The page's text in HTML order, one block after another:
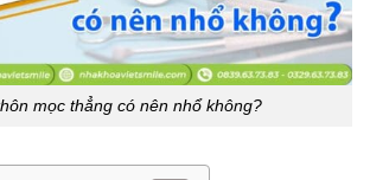
mọc thẳng có nên nhổ không?